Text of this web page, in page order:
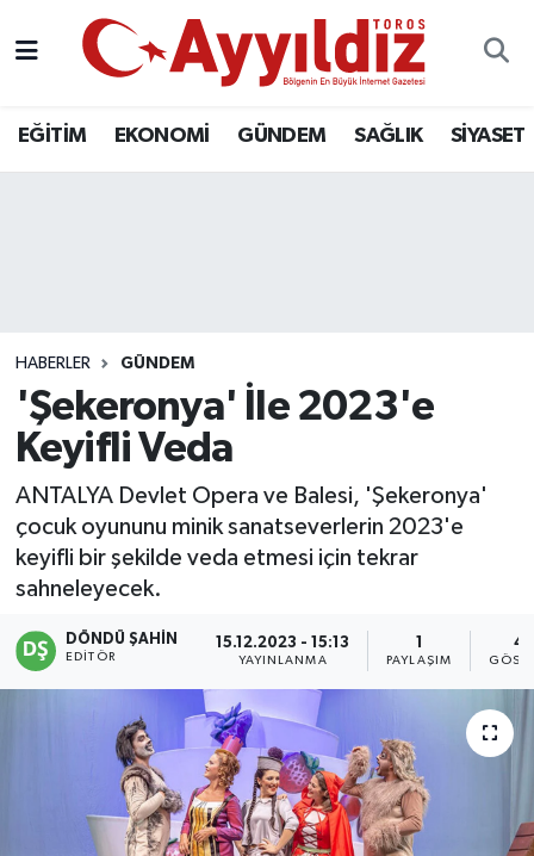
EĞİTİM EKONOMİ GÜNDEM SAĞLIK SİYASET
HABERLER GÜNDEM
'Şekeronya' İle 2023'e
Keyifli Veda
ANTALYA Devlet Opera ve Balesi, 'Şekeronya'
çocuk oyununu minik sanatseverlerin 2023'e
keyifli bir şekilde veda etmesi için tekrar
sahneleyecek.
DÖNDÜ ŞAHİN
EDITÖR
15.12.2023 - 15:13
YAYINLANMA
1
PAYLAŞIM
44